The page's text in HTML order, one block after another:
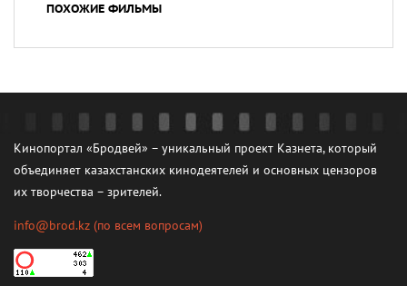
ПОХОЖИЕ ФИЛЬМЫ
Кинопортал «Бродвей» – уникальный проект Казнета, который
объединяет казахстанских кинодеятелей и основных цензоров
их творчества – зрителей.
info@brod.kz (по всем вопросам)